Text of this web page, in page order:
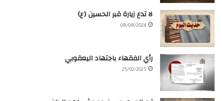
لا تدع زيارة قبر الحسين (ع)
08/08/2024
رأي الفقهاء باجتهاد اليعقوبي
25/02/2025